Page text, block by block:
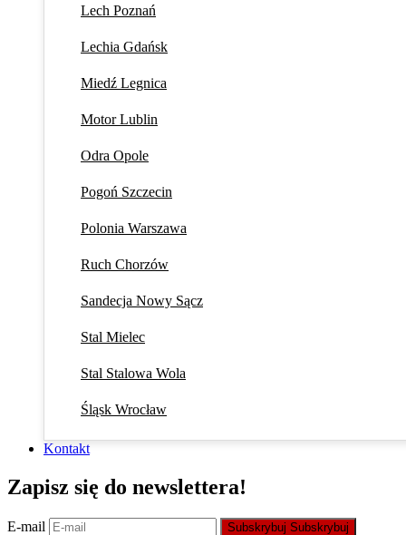
Lech Poznań
Lechia Gdańsk
Miedź Legnica
Motor Lublin
Odra Opole
Pogoń Szczecin
Polonia Warszawa
Ruch Chorzów
Sandecja Nowy Sącz
Stal Mielec
Stal Stalowa Wola
Śląsk Wrocław
Kontakt
Zapisz się do newslettera!
E-mail Subskrybuj Subskrybuj